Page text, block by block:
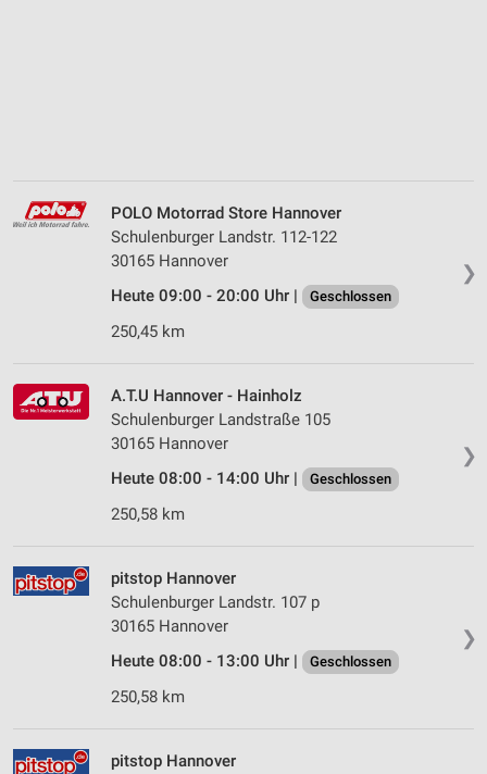
❯
POLO Motorrad Store Hannover
Schulenburger Landstr. 112-122
30165 Hannover
Heute 09:00 - 20:00 Uhr |
Geschlossen
250,45 km
❯
A.T.U Hannover - Hainholz
Schulenburger Landstraße 105
30165 Hannover
Heute 08:00 - 14:00 Uhr |
Geschlossen
250,58 km
❯
pitstop Hannover
Schulenburger Landstr. 107 p
30165 Hannover
Heute 08:00 - 13:00 Uhr |
Geschlossen
250,58 km
pitstop Hannover